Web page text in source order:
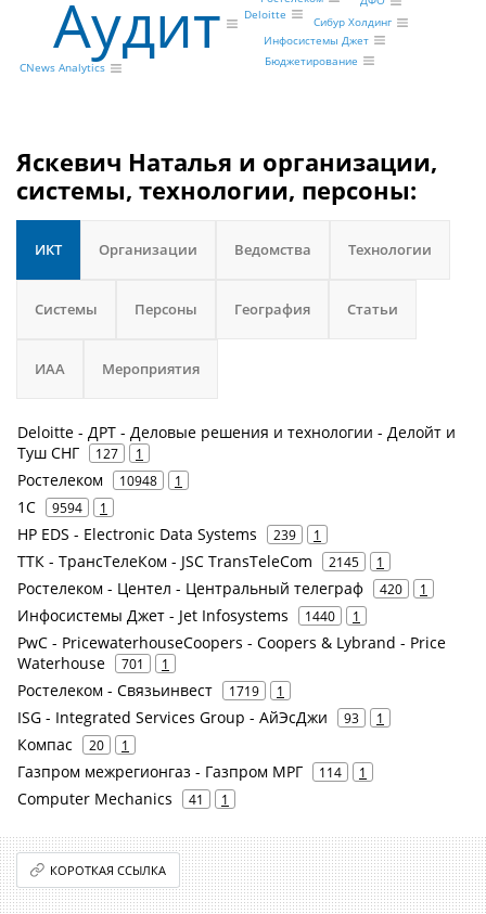
Аудит
Deloitte
Инфосистемы Джет
Сибур Холдинг
Бюджетирование
CNews Analytics
Яскевич Наталья и организации,
системы, технологии, персоны:
ИКТ Организации Ведомства Технологии
Системы Персоны География Статьи
ИАА Мероприятия
Deloitte - ДРТ - Деловые решения и технологии - Делойт и
Туш СНГ
127 1
Ростелеком 10948 1
1С 9594 1
HP EDS - Electronic Data Systems 239 1
ТТК - ТрансТелеКом - JSC TransTeleCom 2145 1
Ростелеком - Центел - Центральный телеграф 420 1
Инфосистемы Джет - Jet Infosystems 1440 1
PwC - PricewaterhouseCoopers - Coopers & Lybrand - Price
Waterhouse
701 1
Ростелеком - Связьинвест 1719 1
ISG - Integrated Services Group - АйЭсДжи 93 1
Компас 20 1
Газпром межрегионгаз - Газпром МРГ 114 1
Computer Mechanics 41 1
КОРОТКАЯ ССЫЛКА